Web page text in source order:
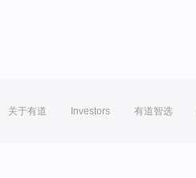
关于有道 Investors 有道智选